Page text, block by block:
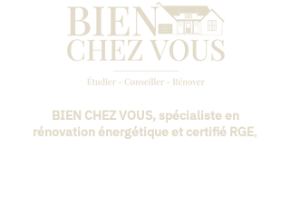
BIEN CHEZ VOUS, spécialiste en
rénovation énergétique et certifié RGE,